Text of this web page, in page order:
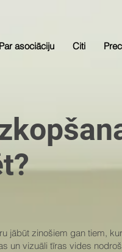
Par asociāciju Citi
jābūt zinošiem gan tiem,
un vizuāli tīras vides